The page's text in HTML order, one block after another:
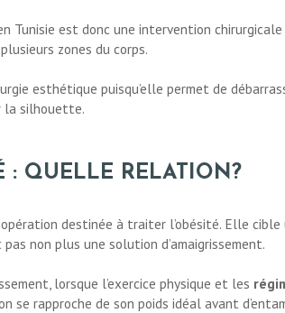
Tunisie est donc une intervention
zones du corps.
esthétique puisqu’elle permet de
la silhouette.
: QUELLE RELATION?
destinée à traiter l’obésité. Elle
non plus une solution d’amaigrissement.
lorsque l’exercice physique et les
se rapproche de son poids idéal avant